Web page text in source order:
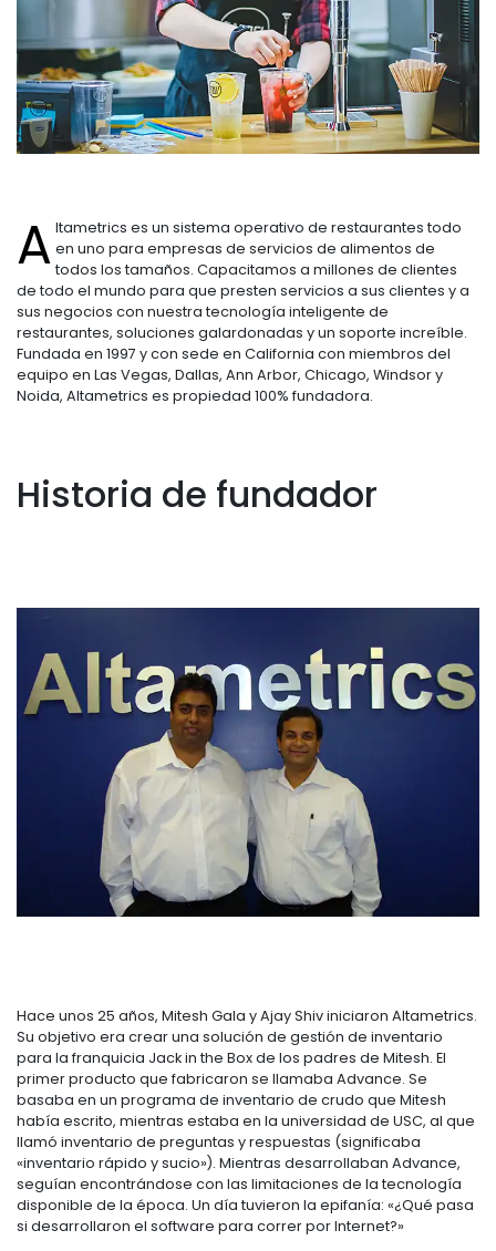
A ltametrics es un sistema operativo de restaurantes todo
en uno para empresas de servicios de alimentos de
todos los tamaños. Capacitamos a millones de clientes
de todo el mundo para que presten servicios a sus clientes y a
sus negocios con nuestra tecnología inteligente de
restaurantes, soluciones galardonadas y un soporte increíble.
Fundada en 1997 y con sede en California con miembros del
equipo en Las Vegas, Dallas, Ann Arbor, Chicago, Windsor y
Noida, Altametrics es propiedad 100% fundadora.
Historia de fundador
Hace unos 25 años, Mitesh Gala y Ajay Shiv iniciaron Altametrics.
Su objetivo era crear una solución de gestión de inventario
para la franquicia Jack in the Box de los padres de Mitesh. El
primer producto que fabricaron se llamaba Advance. Se
basaba en un programa de inventario de crudo que Mitesh
había escrito, mientras estaba en la universidad de USC, al que
llamó inventario de preguntas y respuestas (significaba
«inventario rápido y sucio»). Mientras desarrollaban Advance,
seguían encontrándose con las limitaciones de la tecnología
disponible de la época. Un día tuvieron la epifanía: «¿Qué pasa
si desarrollaron el software para correr por Internet?»